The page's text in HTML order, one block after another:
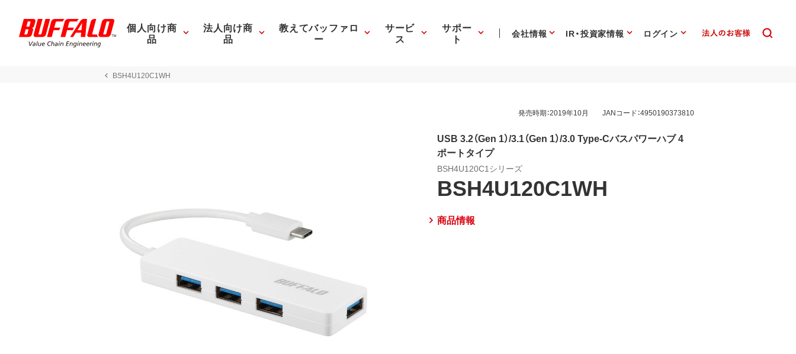
個人向け商
品
法人向け商
品
教えてバッファロ
ー
サービ
ス
サポー
ト 会社情報 IR・投資家情報 ログイン
BSH4U120C1WH
発売時期：2019年10月 JANコード：4950190373810
USB 3.2（Gen 1）/3.1（Gen 1）/3.0 Type-Cバスパワーハブ 4
ポートタイプ
BSH4U120C1シリーズ
BSH4U120C1WH
商品情報